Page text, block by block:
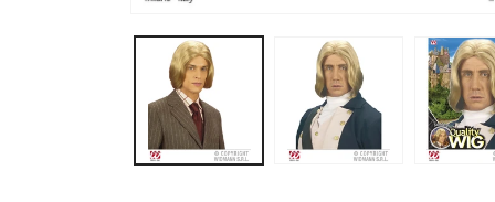
contenuti
multimediali
finestra
modale